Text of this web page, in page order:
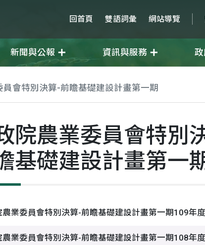
回首頁 雙語詞彙 網站導覽
新聞與公報 資訊與服務
員會特別決算-前瞻基礎建設計畫第一期
院農業委員會特別
基礎建設計畫第一
農業委員會特別決算-前瞻基礎建設計畫第一期109年度
農業委員會特別決算-前瞻基礎建設計畫第一期108年度